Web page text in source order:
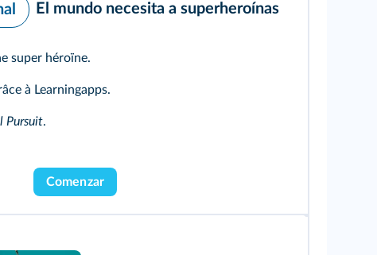
El mundo necesita a superheroínas
super héroïne.
à Learningapps.
Pursuit.
Comenzar